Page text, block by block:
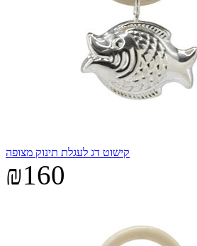
קישוט דג לעגלת תינוק מצופה
₪160